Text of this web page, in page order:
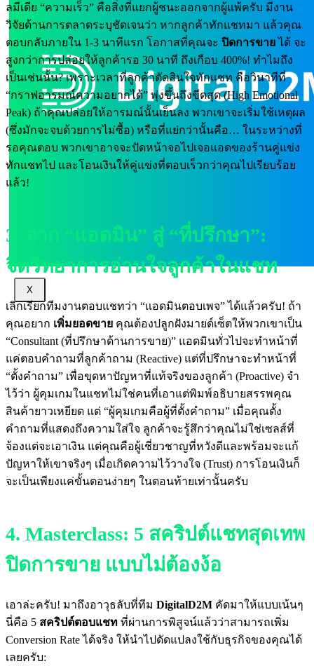
X
ลมีเดีย “ความเร็ว” คือสิ่งที่แยกผู้ชนะออกจากผู้แพ้ครับ มีงาน
วิจัยด้านการตลาดระบุชัดเจนว่า หากลูกค้าทักแชทมา แล้วคุณ
ตอบกลับภายใน 1-3 นาทีแรก โอกาสที่คุณจะ ปิดการขายได้ จะ
สูงกว่าการปล่อยให้ลูกค้ารอ 30 นาที ถึงเกือบ 400%! ทำไมถึง
เป็นเช่นนั้น? เพราะเวลาที่ลูกค้าตัดสินใจทักแชท คือวินาทีที่
“กราฟอารมณ์ความอยากได้” พุ่งขึ้นถึงขีดสุด (High Emotional
Peak) ถ้าคุณปล่อยให้อารมณ์นั้นเย็นลง พวกเขาจะเริ่มใช้เหตุผล
(ซึ่งมักจะจบด้วยการไม่ซื้อ) หรือที่แย่กว่านั้นคือ… ในระหว่างที่
รอคุณตอบ พวกเขาอาจจะปัดหน้าจอไปเจอแอดของร้านคู่แข่ง
ทักแชทไป และโอนเงินให้คู่แข่งที่ตอบเร็วกว่าคุณไปเรียบร้อย
แล้ว!
3. จาก “แอดมิน” สู่ “ที่ปรึกษา”:
จิตวิทยาการอ่านใจลูกค้าในแชท
เลิกเรียกทีมงานตอบแชทว่า “แอดมินตอบเพจ” ได้แล้วครับ! ถ้า
คุณอยาก เพิ่มยอดขาย คุณต้องปลูกฝังมายด์เซ็ตให้พวกเขาเป็น
“Consultant (ที่ปรึกษาด้านการขาย)” แอดมินทั่วไปจะทำหน้าที่
แค่ตอบคำถามที่ลูกค้าถาม (Reactive) แต่ที่ปรึกษาจะทำหน้าที่
“ตั้งคำถาม” เพื่อขุดหาปัญหาที่แท้จริงของลูกค้า (Proactive) จำ
ไว้ว่า ผู้คุมเกมในแชทไม่ใช่คนที่เอาแต่พิมพ์อธิบายสรรพคุณ
สินค้ายาวเหยียด แต่ “ผู้คุมเกมคือผู้ที่ตั้งคำถาม” เมื่อคุณตั้ง
คำถามที่แสดงถึงความใส่ใจ ลูกค้าจะรู้สึกว่าคุณไม่ใช่เซลส์ที่
จ้องแต่จะเอาเงิน แต่คุณคือผู้เชี่ยวชาญที่หวังดีและพร้อมจะแก้
ปัญหาให้เขาจริงๆ เมื่อเกิดความไว้วางใจ (Trust) การโอนเงินก็
จะเป็นเพียงแค่ขั้นตอนง่ายๆ ในตอนท้ายเท่านั้นครับ
4. Masterclass: 5 สคริปต์แชทสุดเทพ
ปิดการขาย แบบไม่ต้องง้อ
เอาล่ะครับ! มาถึงอาวุธลับที่ทีม DigitalD2M คัดมาให้แบบเน้นๆ
นี่คือ 5 สคริปต์ตอบแชท ที่ผ่านการพิสูจน์แล้วว่าสามารถเพิ่ม
Conversion Rate ได้จริง ให้นำไปดัดแปลงใช้กับธุรกิจของคุณได้
เลยครับ: